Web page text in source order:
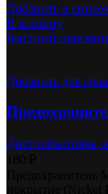
Добавить в
В корзину
Быстрый
Добавить для
Дистрибьюторы,